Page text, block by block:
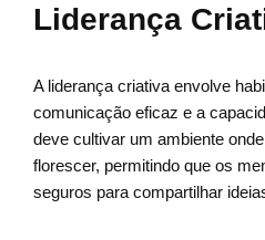
Liderança
A liderança criativa envolve
comunicação eficaz e a
deve cultivar um ambiente
florescer, permitindo que os
seguros para compartilhar